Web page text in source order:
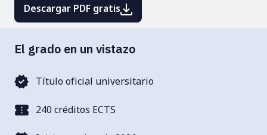
Descargar PDF gratis
El grado en un vistazo
Título oficial universitario
240 créditos ECTS